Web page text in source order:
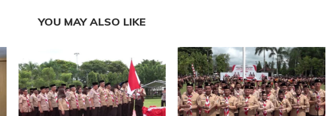
YOU MAY ALSO LIKE